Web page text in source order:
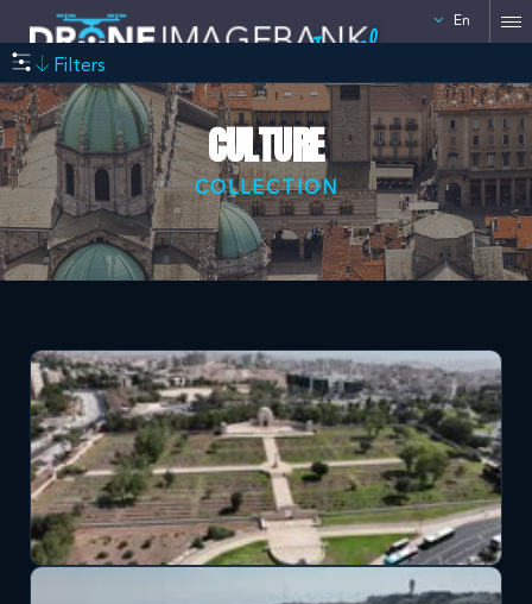
Israel En
Filters
CULTURE
COLLECTION